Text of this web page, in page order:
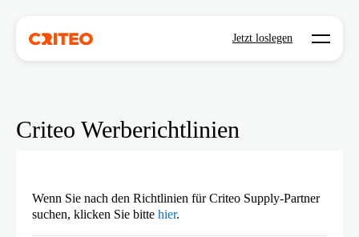
Jetzt loslegen Open
Criteo Werberichtlinien
Wenn Sie nach den Richtlinien für Criteo Supply-Partner
suchen, klicken Sie bitte hier.